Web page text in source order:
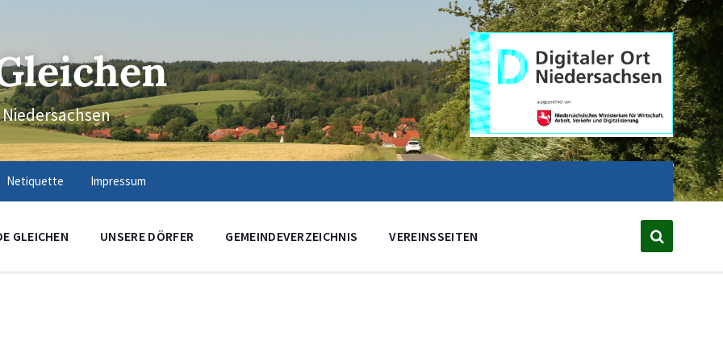
Netiquette Impressum
GLEICHEN UNSERE DÖRFER GEMEINDEVERZEICHNIS VEREINSSEITEN